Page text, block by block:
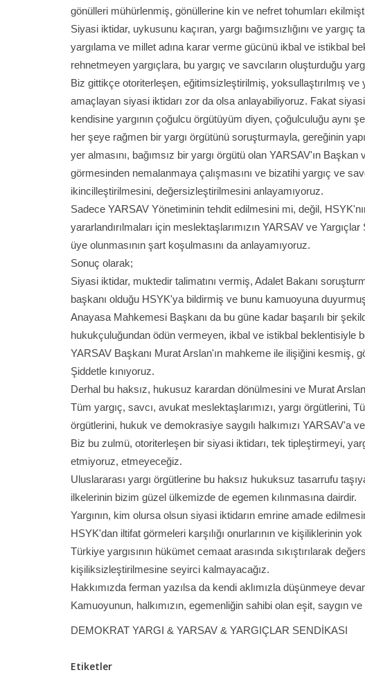
gönülleri mühürlenmiş, gönüllerine kin ve nefret tohumları
Siyasi iktidar, uykusunu kaçıran, yargı bağımsızlığını ve yargıç
yargılama ve millet adına karar verme gücünü ikbal ve istikbal
rehnetmeyen yargıçlara, bu yargıç ve savcıların oluşturduğu
Biz gittikçe otoriterleşen, eğitimsizleştirilmiş, yoksullaştırılmış ve
amaçlayan siyasi iktidarı zor da olsa anlayabiliyoruz. Fakat
kendisine yargının çoğulcu örgütüyüm diyen, çoğulculuğu aynı
her şeye rağmen bir yargı örgütünü soruşturmayla, gereğinin
yer almasını, bağımsız bir yargı örgütü olan YARSAV'ın
görmesinden nemalanmaya çalışmasını ve bizatihi yargıç ve
ikincilleştirilmesini, değersizleştirilmesini anlayamıyoruz.
Sadece YARSAV Yönetiminin tehdit edilmesini mi, değil,
yararlandırılmaları için meslektaşlarımızın YARSAV ve
üye olunmasının şart koşulmasını da anlayamıyoruz.
Sonuç olarak;
Siyasi iktidar, muktedir talimatını vermiş, Adalet Bakanı
başkanı olduğu HSYK'ya bildirmiş ve bunu kamuoyuna
Anayasa Mahkemesi Başkanı da bu güne kadar başarılı bir
hukukçuluğundan ödün vermeyen, ikbal ve istikbal beklentisiyle
YARSAV Başkanı Murat Arslan'ın mahkeme ile ilişiğini kesmiş,
Şiddetle kınıyoruz.
Derhal bu haksız, hukusuz karardan dönülmesini ve Murat
Tüm yargıç, savcı, avukat meslektaşlarımızı, yargı örgütlerini,
örgütlerini, hukuk ve demokrasiye saygılı halkımızı YARSAV'a
Biz bu zulmü, otoriterleşen bir siyasi iktidarı, tek tipleştirmeyi,
etmiyoruz, etmeyeceğiz.
Uluslararası yargı örgütlerine bu haksız hukuksuz tasarrufu
ilkelerinin bizim güzel ülkemizde de egemen kılınmasına dairdir.
Yargının, kim olursa olsun siyasi iktidarın emrine amade
HSYK'dan iltifat görmeleri karşılığı onurlarının ve kişiliklerinin
Türkiye yargısının hükümet cemaat arasında sıkıştırılarak
kişiliksizleştirilmesine seyirci kalmayacağız.
Hakkımızda ferman yazılsa da kendi aklımızla düşünmeye
Kamuoyunun, halkımızın, egemenliğin sahibi olan eşit, saygın
DEMOKRAT YARGI & YARSAV & YARGIÇLAR SENDİKASI
Etiketler